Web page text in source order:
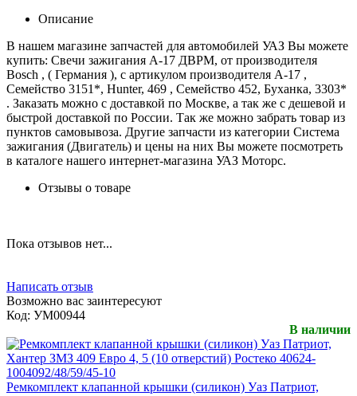
Описание
В нашем магазине запчастей для автомобилей УАЗ Вы можете
купить: Свечи зажигания А-17 ДВРМ, от производителя
Bosch , ( Германия ), с артикулом производителя А-17 ,
Семейство 3151*, Hunter, 469 , Семейство 452, Буханка, 3303*
. Заказать можно с доставкой по Москве, а так же с дешевой и
быстрой доставкой по России. Так же можно забрать товар из
пунктов самовывоза. Другие запчасти из категории Система
зажигания (Двигатель) и цены на них Вы можете посмотреть
в каталоге нашего интернет-магазина УАЗ Моторс.
Отзывы о товаре
Пока отзывов нет...
Написать отзыв
Возможно вас заинтересуют
Код: УМ00944
В наличии
Ремкомплект клапанной крышки (силикон) Уаз Патриот,